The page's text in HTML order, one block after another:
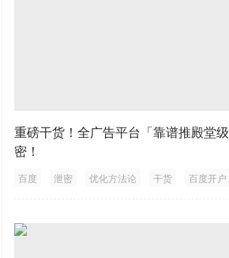
重磅干货！全广告平台「靠谱推殿堂
密！
百度 泄密 优化方法论 干货 百度开户